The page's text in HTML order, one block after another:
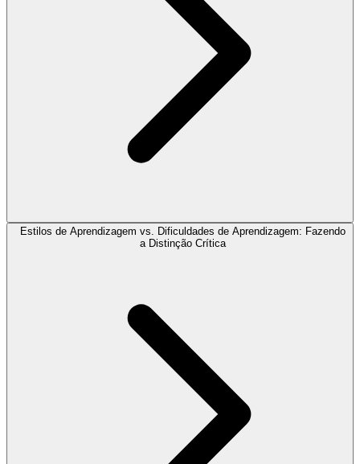
Estilos de Aprendizagem vs. Dificuldades de Aprendizagem: Fazendo
a Distinção Crítica